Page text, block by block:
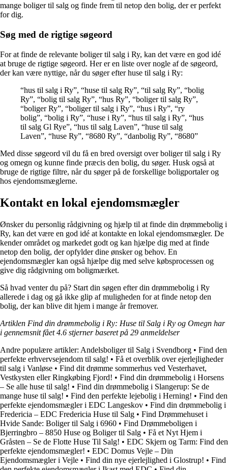
mange boliger til salg og finde frem til netop den bolig, der er perfekt
for dig.
Søg med de rigtige søgeord
For at finde de relevante boliger til salg i Ry, kan det være en god idé
at bruge de rigtige søgeord. Her er en liste over nogle af de søgeord,
der kan være nyttige, når du søger efter huse til salg i Ry:
“hus til salg i Ry”, “huse til salg Ry”, “til salg Ry”, “bolig
Ry”, “bolig til salg Ry”, “hus Ry”, “boliger til salg Ry”,
“boliger Ry”, “boliger til salg i Ry”, “hus i Ry”, “ry
bolig”, “bolig i Ry”, “huse i Ry”, “hus til salg i Ry”, “hus
til salg Gl Rye”, “hus til salg Laven”, “huse til salg
Laven”, “huse Ry”, “8680 Ry”, “danbolig Ry”, “8680”
Med disse søgeord vil du få en bred oversigt over boliger til salg i Ry
og omegn og kunne finde præcis den bolig, du søger. Husk også at
bruge de rigtige filtre, når du søger på de forskellige boligportaler og
hos ejendomsmæglerne.
Kontakt en lokal ejendomsmægler
Ønsker du personlig rådgivning og hjælp til at finde din drømmebolig i
Ry, kan det være en god idé at kontakte en lokal ejendomsmægler. De
kender området og markedet godt og kan hjælpe dig med at finde
netop den bolig, der opfylder dine ønsker og behov. En
ejendomsmægler kan også hjælpe dig med selve købsprocessen og
give dig rådgivning om boligmærket.
Så hvad venter du på? Start din søgen efter din drømmebolig i Ry
allerede i dag og gå ikke glip af muligheden for at finde netop den
bolig, der kan blive dit hjem i mange år fremover.
Artiklen Find din drømmebolig i Ry: Huse til Salg i Ry og Omegn har
i gennemsnit fået4.6 stjerner baseret på 29 anmeldelser
Andre populære artikler: Andelsboliger til Salg i Svendborg • Find den
perfekte erhvervsejendom til salg! • Få et overblik over ejerlejligheder
til salg i Vanløse • Find dit drømme sommerhus ved Vesterhavet,
Vestkysten eller Ringkøbing Fjord! • Find din drømmebolig i Horsens
– Se alle huse til salg! • Find din drømmebolig i Slangerup: Se de
mange huse til salg! • Find den perfekte lejebolig i Herning! • Find den
perfekte ejendomsmægler i EDC Langeskov • Find din drømmebolig i
Fredericia – EDC Fredericia Huse til Salg • Find Drømmehuset i
Hvide Sande: Boliger til Salg i 6960 • Find Drømmeboligen i
Bjerringbro – 8850 Huse og Boliger til Salg • Få et Nyt Hjem i
Gråsten – Se de Flotte Huse Til Salg! • EDC Skjern og Tarm: Find den
perfekte ejendomsmægler! • EDC Domus Vejle – Din
Ejendomsmægler i Vejle • Find din nye ejerlejlighed i Glostrup! • Find